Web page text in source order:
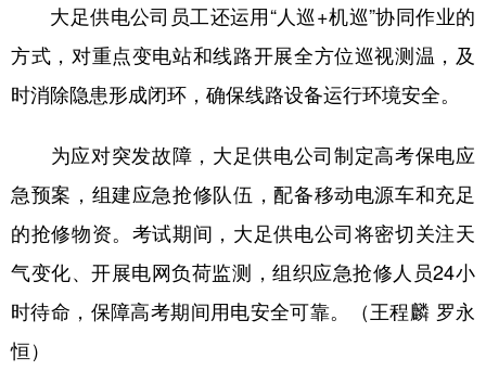
大足供电公司员工还运用“人巡+机巡”协同作业的
方式，对重点变电站和线路开展全方位巡视测温，及
时消除隐患形成闭环，确保线路设备运行环境安全。
为应对突发故障，大足供电公司制定高考保电应
急预案，组建应急抢修队伍，配备移动电源车和充足
的抢修物资。考试期间，大足供电公司将密切关注天
气变化、开展电网负荷监测，组织应急抢修人员24小
时待命，保障高考期间用电安全可靠。（王程麟 罗永
恒）